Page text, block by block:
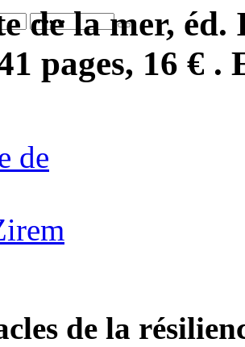
de la mer,
pages, 16 €
de la